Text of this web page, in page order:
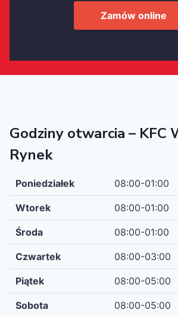
Zamów online
Godziny otwarcia – KFC
Rynek
Poniedziałek 08:00-01:00
Wtorek 08:00-01:00
Środa 08:00-01:00
Czwartek 08:00-03:00
Piątek 08:00-05:00
Sobota 08:00-05:00